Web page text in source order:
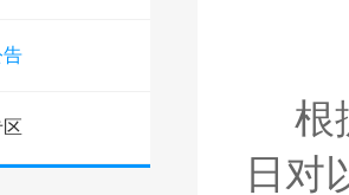
告
根
日对